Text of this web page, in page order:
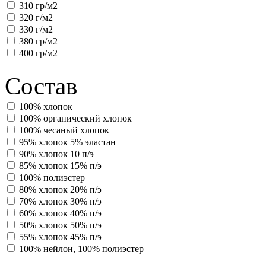
310 гр/м2
320 г/м2
330 г/м2
380 гр/м2
400 гр/м2
Состав
100% хлопок
100% органический хлопок
100% чесаный хлопок
95% хлопок 5% эластан
90% хлопок 10 п/э
85% хлопок 15% п/э
100% полиэстер
80% хлопок 20% п/э
70% хлопок 30% п/э
60% хлопок 40% п/э
50% хлопок 50% п/э
55% хлопок 45% п/э
100% нейлон, 100% полиэстер